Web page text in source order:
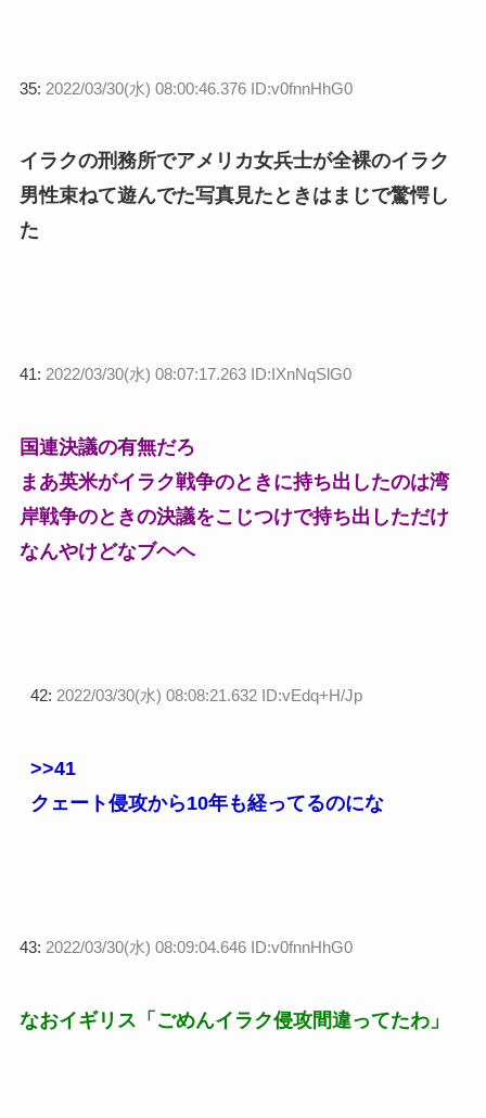
35: 2022/03/30(水) 08:00:46.376 ID:v0fnnHhG0
イラクの刑務所でアメリカ女兵士が全裸のイラク
男性束ねて遊んでた写真見たときはまじで驚愕し
た
41: 2022/03/30(水) 08:07:17.263 ID:IXnNqSlG0
国連決議の有無だろ
まあ英米がイラク戦争のときに持ち出したのは湾
岸戦争のときの決議をこじつけで持ち出しただけ
なんやけどなブヘヘ
42: 2022/03/30(水) 08:08:21.632 ID:vEdq+H/Jp
>>41
クェート侵攻から10年も経ってるのにな
43: 2022/03/30(水) 08:09:04.646 ID:v0fnnHhG0
なおイギリス「ごめんイラク侵攻間違ってたわ」